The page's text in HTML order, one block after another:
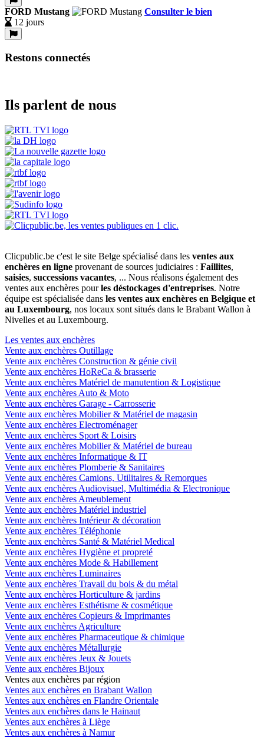
FORD Mustang
Consulter le bien
12 jours
Restons connectés
Ils parlent de nous
Clicpublic.be c'est le site Belge spécialisé dans les ventes aux
enchères en ligne provenant de sources judiciaires : Faillites,
saisies, successions vacantes, ... Nous réalisons également des
ventes aux enchères pourles déstockages d'entreprises. Notre
équipe est spécialisée dans les ventes aux enchères en Belgique et
au Luxembourg, nos locaux sont situés dans le Brabant Wallon à
Nivelles et au Luxembourg.
Les ventes aux enchères
Vente aux enchères Outillage
Vente aux enchères Construction & génie civil
Vente aux enchères HoReCa & brasserie
Vente aux enchères Matériel de manutention & Logistique
Vente aux enchères Auto & Moto
Vente aux enchères Garage - Carrosserie
Vente aux enchères Mobilier & Matériel de magasin
Vente aux enchères Electroménager
Vente aux enchères Sport & Loisirs
Vente aux enchères Mobilier & Matériel de bureau
Vente aux enchères Informatique & IT
Vente aux enchères Plomberie & Sanitaires
Vente aux enchères Camions, Utilitaires & Remorques
Vente aux enchères Audiovisuel, Multimédia & Electronique
Vente aux enchères Ameublement
Vente aux enchères Matériel industriel
Vente aux enchères Intérieur & décoration
Vente aux enchères Téléphonie
Vente aux enchères Santé & Matériel Medical
Vente aux enchères Hygiène et propreté
Vente aux enchères Mode & Habillement
Vente aux enchères Luminaires
Vente aux enchères Travail du bois & du métal
Vente aux enchères Horticulture & jardins
Vente aux enchères Esthétisme & cosmétique
Vente aux enchères Copieurs & Imprimantes
Vente aux enchères Agriculture
Vente aux enchères Pharmaceutique & chimique
Vente aux enchères Métallurgie
Vente aux enchères Jeux & Jouets
Vente aux enchères Bijoux
Ventes aux enchères par région
Ventes aux enchères en Brabant Wallon
Ventes aux enchères en Flandre Orientale
Ventes aux enchères dans le Hainaut
Ventes aux enchères à Liège
Ventes aux enchères à Namur